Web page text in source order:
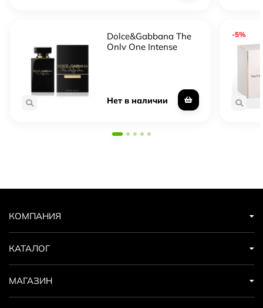
Dolce&Gabbana The
Only One Intense
Нет в наличии
-5%
КОМПАНИЯ
КАТАЛОГ
МАГАЗИН